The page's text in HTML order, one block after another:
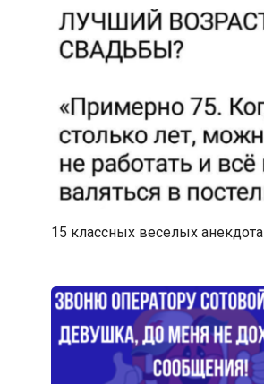
15 классных веселых анекдота